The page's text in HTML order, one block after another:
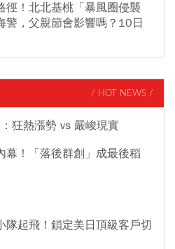
徑！北北基桃「暴風圈侵襲
警，父親節會影響嗎？10日
/ HOT NEWS /
狂熱漲勢 vs 嚴峻現實
幕！「落後群創」成最後稻
隊起飛！鎖定美日頂級客戶切